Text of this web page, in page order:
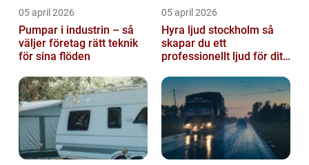
05 april 2026
Pumpar i industrin – så
väljer företag rätt teknik
för sina flöden
05 april 2026
Hyra ljud stockholm så
skapar du ett
professionellt ljud för ditt